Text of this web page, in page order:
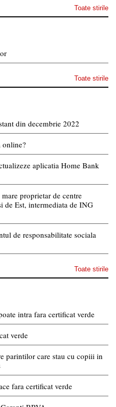
Toate stirile
Toate stirile
din decembrie 2022
online?
aplicatia Home Bank
proprietar de centre
de Est, intermediata de ING
de responsabilitate sociala
Toate stirile
intra fara certificat verde
verde
parintilor care stau cu copiii in
fara certificat verde